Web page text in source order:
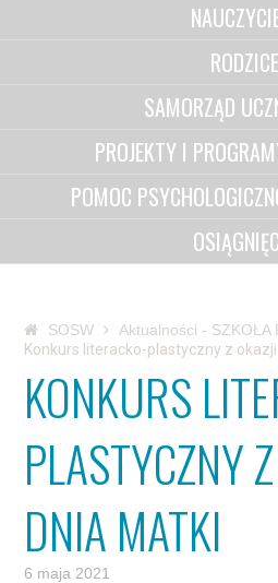
RODZICE
SAMORZĄD
PROJEKTY I
POMOC
SOSW
Aktualności - SZKOŁA
Konkurs literacko-plastyczny z
KONKURS
PLASTYCZNY
DNIA MATKI
6 maja 2021